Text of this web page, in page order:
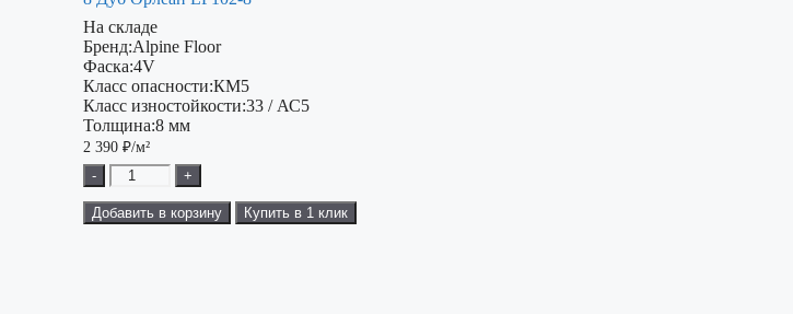
На складе
Бренд:Alpine Floor
Фаска:4V
Класс опасности:КМ5
Класс изностойкости:33 / АС5
Толщина:8 мм
2 390 ₽/м²
-
+
Добавить в корзину Купить в 1 клик